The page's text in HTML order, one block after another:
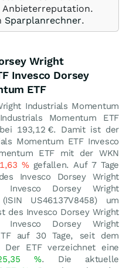
Anbieterreputation.
Sparplanrechner.
Wright
Invesco Dorsey
ETF
Industrials Momentum
Momentum ETF
193,12 €. Damit ist der
Momentum ETF Invesco
ETF mit der WKN
%gefallen. Auf 7 Tage
Invesco Dorsey Wright
Invesco Dorsey Wright
US46137V8458) um
des Invesco Dorsey Wright
Invesco Dorsey Wright
auf 30 Tage, seit dem
Der ETF verzeichnet eine
%. Die aktuelle